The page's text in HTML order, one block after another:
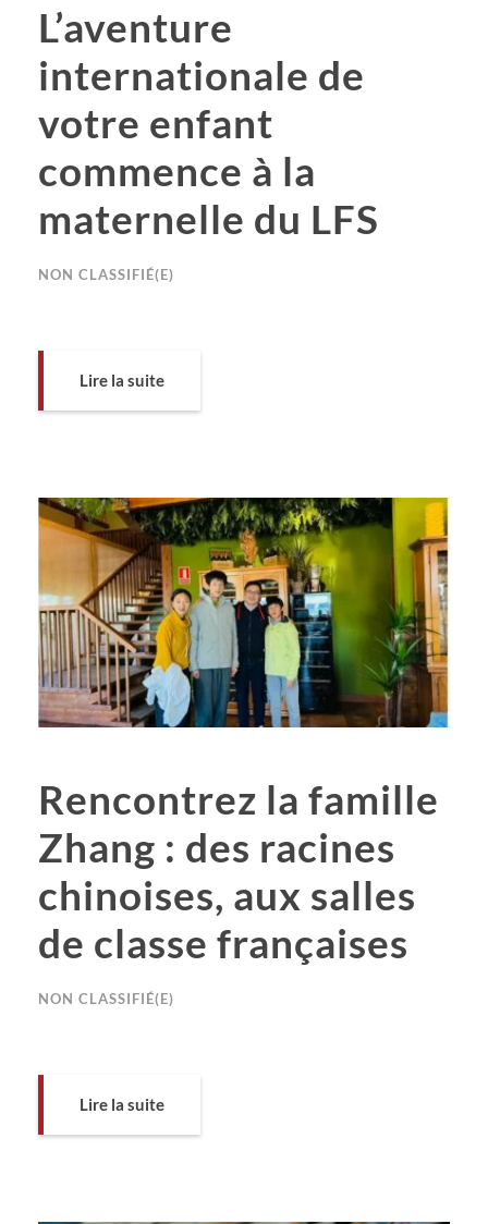
L’aventure
internationale de
votre enfant
commence à la
maternelle du LFS
NON CLASSIFIÉ(E)
Lire la suite
Rencontrez la famille
Zhang : des racines
chinoises, aux salles
de classe françaises
NON CLASSIFIÉ(E)
Lire la suite